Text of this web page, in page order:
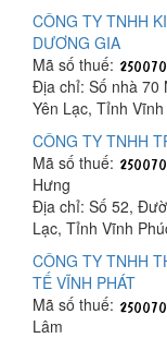
CÔNG TY TNHH
DƯƠNG GIA
Mã số thuế:
Địa chỉ: Số nhà 70
Yên Lạc, Tỉnh
CÔNG TY TNHH
Mã số thuế:
Hưng
Địa chỉ: Số 52,
Lạc, Tỉnh Vĩnh
CÔNG TY TNHH
TẾ VĨNH PHÁT
Mã số thuế:
Lâm